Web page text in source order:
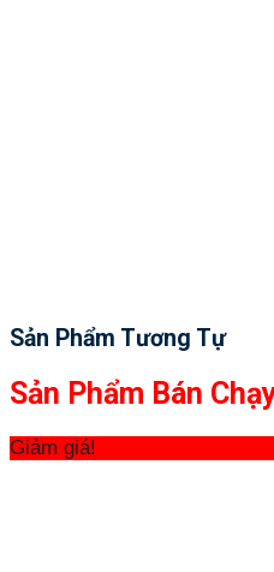
Sản Phẩm Tương Tự
Sản Phẩm Bán
Giảm giá!